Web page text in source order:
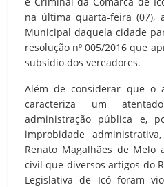
na última quarta-feira (07),
Municipal daquela cidade
resolução nº 005/2016 que
subsídio dos vereadores.
Além de considerar que o
caracteriza um
administração pública e,
improbidade
Renato Magalhães de
civil que diversos artigos do
Legislativa de Icó foram